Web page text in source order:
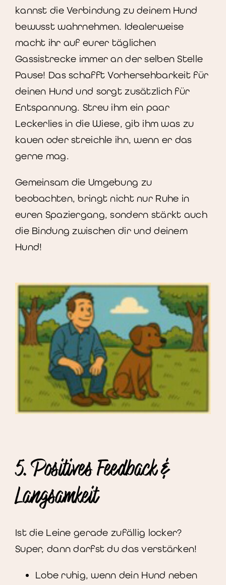
kannst die Verbindung zu deinem Hund
bewusst wahrnehmen. Idealerweise
macht ihr auf eurer täglichen
Gassistrecke immer an der selben Stelle
Pause! Das schafft Vorhersehbarkeit für
deinen Hund und sorgt zusätzlich für
Entspannung. Streu ihm ein paar
Leckerlies in die Wiese, gib ihm was zu
kauen oder streichle ihn, wenn er das
gerne mag.
Gemeinsam die Umgebung zu
beobachten, bringt nicht nur Ruhe in
euren Spaziergang, sondern stärkt auch
die Bindung zwischen dir und deinem
Hund!
5. Positives Feedback &
Langsamkeit
Ist die Leine gerade zufällig locker?
Super, dann darfst du das verstärken!
Lobe ruhig, wenn dein Hund neben